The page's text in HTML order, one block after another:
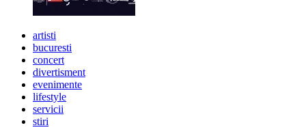
artisti
bucuresti
concert
divertisment
evenimente
lifestyle
servicii
stiri